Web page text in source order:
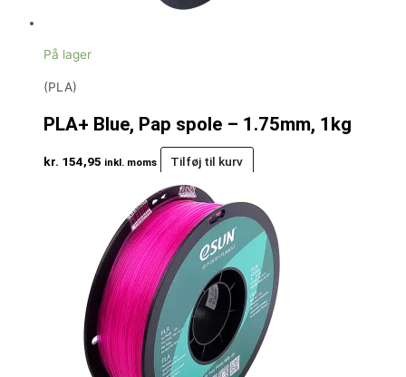
På lager
(PLA)
PLA+ Blue, Pap spole – 1.75mm, 1kg
kr. 154,95 inkl. moms Tilføj til kurv